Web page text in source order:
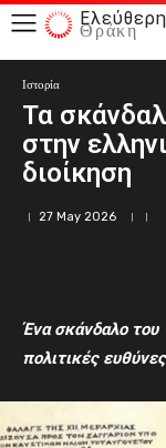
Ελεύθερη
Θράκη
Ιστορία
Τα
στην
διοίκηση
27 May 2026
Ένα σκάνδαλο
πολιτικές ευθύνες